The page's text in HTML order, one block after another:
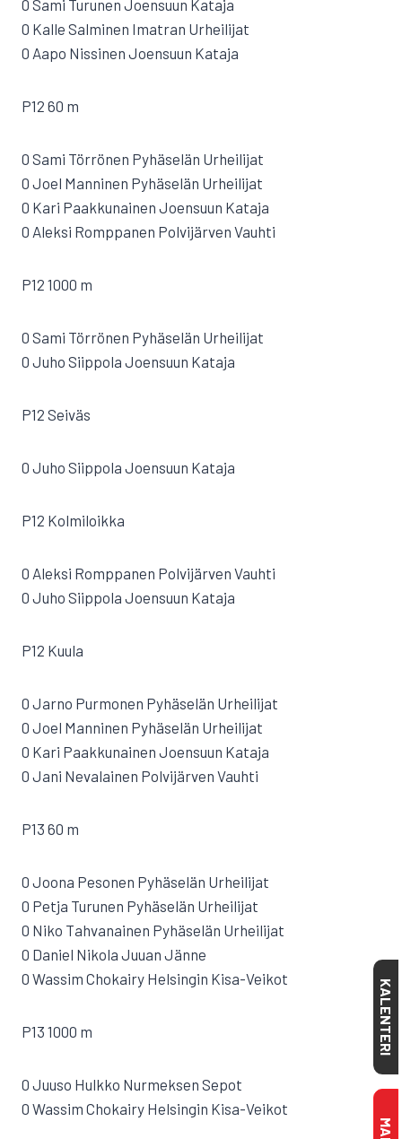
0 Sami Turunen Joensuun Kataja
0 Kalle Salminen Imatran Urheilijat
0 Aapo Nissinen Joensuun Kataja
P12 60 m
0 Sami Törrönen Pyhäselän Urheilijat
0 Joel Manninen Pyhäselän Urheilijat
0 Kari Paakkunainen Joensuun Kataja
0 Aleksi Romppanen Polvijärven Vauhti
P12 1000 m
0 Sami Törrönen Pyhäselän Urheilijat
0 Juho Siippola Joensuun Kataja
P12 Seiväs
0 Juho Siippola Joensuun Kataja
P12 Kolmiloikka
0 Aleksi Romppanen Polvijärven Vauhti
0 Juho Siippola Joensuun Kataja
P12 Kuula
0 Jarno Purmonen Pyhäselän Urheilijat
0 Joel Manninen Pyhäselän Urheilijat
0 Kari Paakkunainen Joensuun Kataja
0 Jani Nevalainen Polvijärven Vauhti
P13 60 m
0 Joona Pesonen Pyhäselän Urheilijat
0 Petja Turunen Pyhäselän Urheilijat
0 Niko Tahvanainen Pyhäselän Urheilijat
0 Daniel Nikola Juuan Jänne
0 Wassim Chokairy Helsingin Kisa-Veikot
P13 1000 m
0 Juuso Hulkko Nurmeksen Sepot
0 Wassim Chokairy Helsingin Kisa-Veikot
KALENTERI